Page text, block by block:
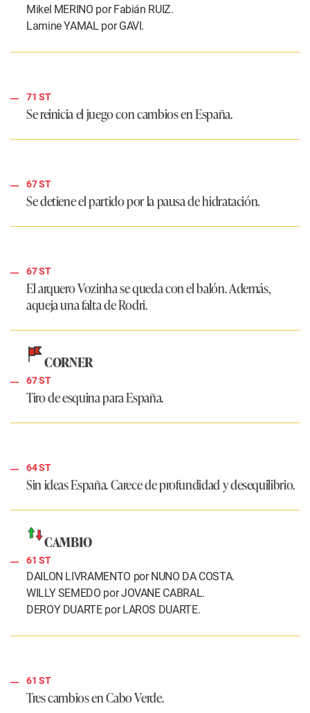
Mikel MERINO por Fabián RUIZ.
Lamine YAMAL por GAVI.
71 ST
Se reinicia el juego con cambios en España.
67 ST
Se detiene el partido por la pausa de hidratación.
67 ST
El arquero Vozinha se queda con el balón. Además,
aqueja una falta de Rodri.
CORNER
67 ST
Tiro de esquina para España.
64 ST
Sin ideas España. Carece de profundidad y desequilibrio.
CAMBIO
61 ST
DAILON LIVRAMENTO por NUNO DA COSTA.
WILLY SEMEDO por JOVANE CABRAL.
DEROY DUARTE por LAROS DUARTE.
61 ST
Tres cambios en Cabo Verde.